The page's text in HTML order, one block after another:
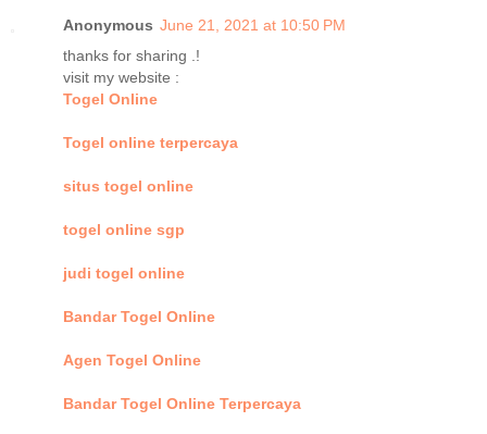
Anonymous June 21, 2021 at 10:50 PM
thanks for sharing .!
visit my website :
Togel Online
Togel online terpercaya
situs togel online
togel online sgp
judi togel online
Bandar Togel Online
Agen Togel Online
Bandar Togel Online Terpercaya